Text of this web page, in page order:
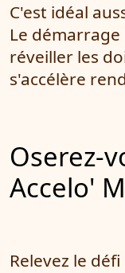
C'est idéal
Le
réveiller les
s'accélère
Oserez-vous les défis
Accelo'
Relevez le